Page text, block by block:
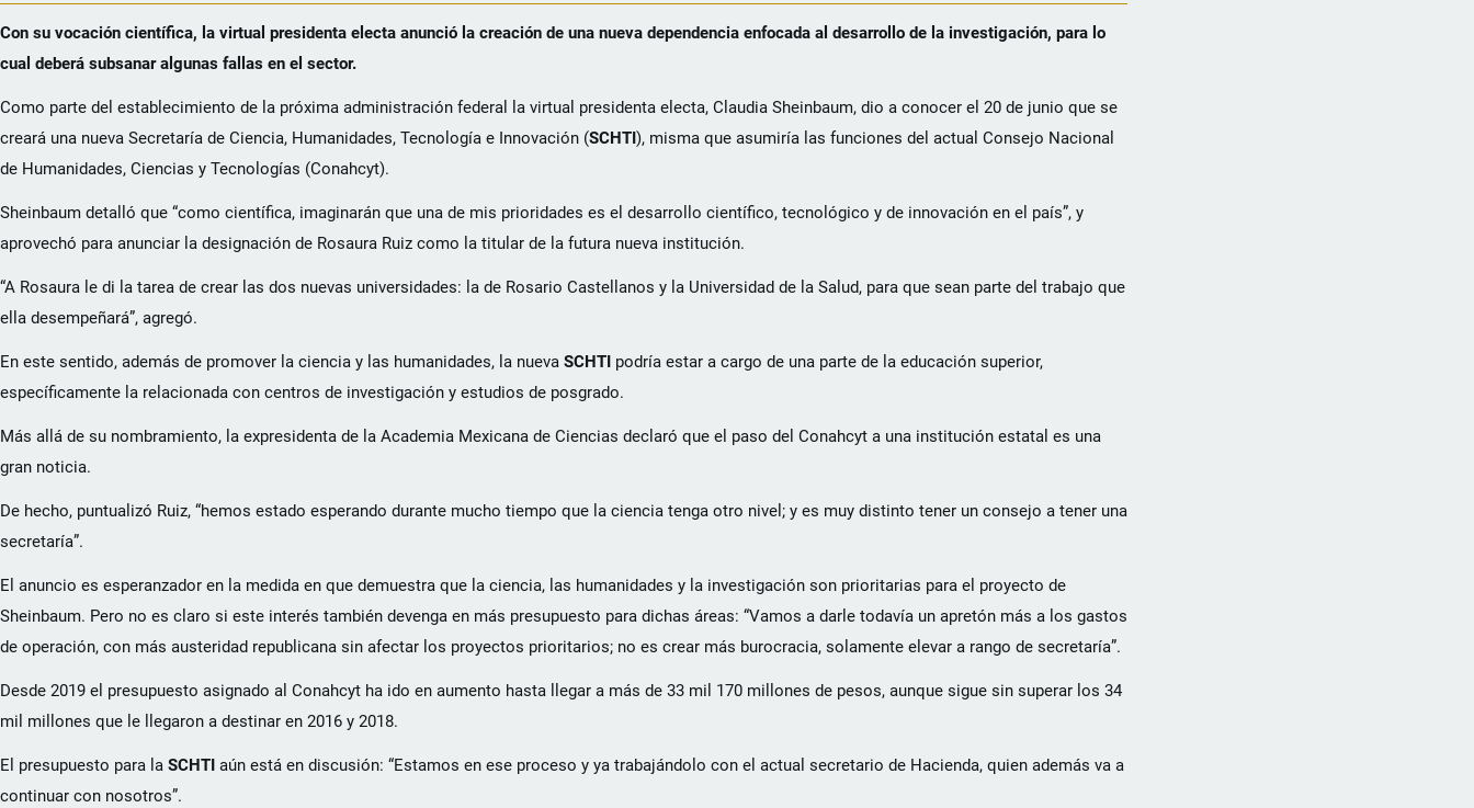
Con su vocación científica, la virtual presidenta electa anunció la creación de una nueva dependencia enfocada al desarrollo de la investigación, para lo
cual deberá subsanar algunas fallas en el sector.
Como parte del establecimiento de la próxima administración federal la virtual presidenta electa, Claudia Sheinbaum, dio a conocer el 20 de junio que se
creará una nueva Secretaría de Ciencia, Humanidades, Tecnología e Innovación (SCHTI), misma que asumiría las funciones del actual Consejo Nacional
de Humanidades, Ciencias y Tecnologías (Conahcyt).
Sheinbaum detalló que “como científica, imaginarán que una de mis prioridades es el desarrollo científico, tecnológico y de innovación en el país”, y
aprovechó para anunciar la designación de Rosaura Ruiz como la titular de la futura nueva institución.
“A Rosaura le di la tarea de crear las dos nuevas universidades: la de Rosario Castellanos y la Universidad de la Salud, para que sean parte del trabajo que
ella desempeñará”, agregó.
En este sentido, además de promover la ciencia y las humanidades, la nueva SCHTI podría estar a cargo de una parte de la educación superior,
específicamente la relacionada con centros de investigación y estudios de posgrado.
Más allá de su nombramiento, la expresidenta de la Academia Mexicana de Ciencias declaró que el paso del Conahcyt a una institución estatal es una
gran noticia.
De hecho, puntualizó Ruiz, “hemos estado esperando durante mucho tiempo que la ciencia tenga otro nivel; y es muy distinto tener un consejo a tener una
secretaría”.
El anuncio es esperanzador en la medida en que demuestra que la ciencia, las humanidades y la investigación son prioritarias para el proyecto de
Sheinbaum. Pero no es claro si este interés también devenga en más presupuesto para dichas áreas: “Vamos a darle todavía un apretón más a los gastos
de operación, con más austeridad republicana sin afectar los proyectos prioritarios; no es crear más burocracia, solamente elevar a rango de secretaría”.
Desde 2019 el presupuesto asignado al Conahcyt ha ido en aumento hasta llegar a más de 33 mil 170 millones de pesos, aunque sigue sin superar los 34
mil millones que le llegaron a destinar en 2016 y 2018.
El presupuesto para la SCHTI aún está en discusión: “Estamos en ese proceso y ya trabajándolo con el actual secretario de Hacienda, quien además va a
continuar con nosotros”.